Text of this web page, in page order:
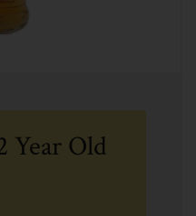
Year Old